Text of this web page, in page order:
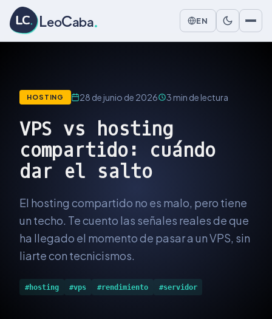
LC LeoCaba EN
HOSTING 28 de junio de 2026 3 min de lectura
VPS vs hosting
compartido: cuándo
dar el salto
El hosting compartido no es malo, pero tiene
un techo. Te cuento las señales reales de que
ha llegado el momento de pasar a un VPS, sin
liarte con tecnicismos.
#hosting #vps #rendimiento #servidor